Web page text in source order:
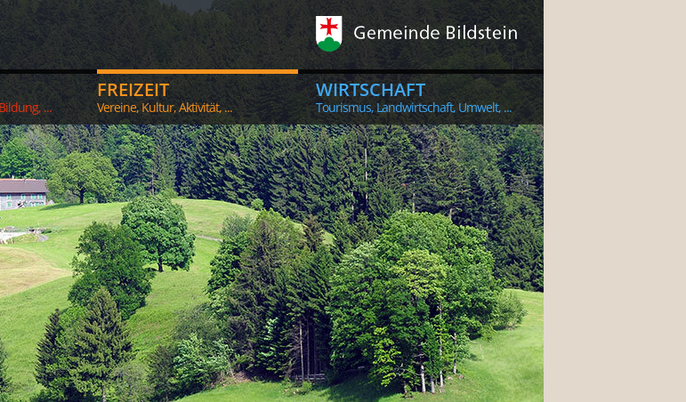
...
FREIZEIT
Vereine, Kultur, Aktivität, ...
WIRTSCHAFT
Tourismus, Landwirtschaft, Umwelt, ...